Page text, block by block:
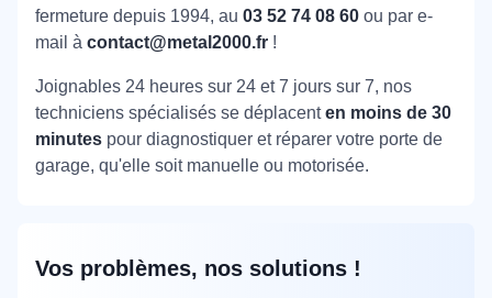
fermeture depuis 1994, au 03 52 74 08 60 ou par e-
mail à contact@metal2000.fr !
Joignables 24 heures sur 24 et 7 jours sur 7, nos
techniciens spécialisés se déplacenten moins de 30
minutes pour diagnostiquer et réparer votre porte de
garage, qu'elle soit manuelle ou motorisée.
Vos problèmes, nos solutions !